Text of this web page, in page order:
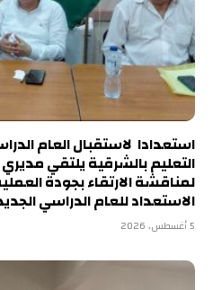
استعدادا لاستقبال العام
التعليم بالشرقية يلتقي
لمناقشة الارتقاء بجودة
الاستعداد للعام الدراسي
5 أغسطس، 2026